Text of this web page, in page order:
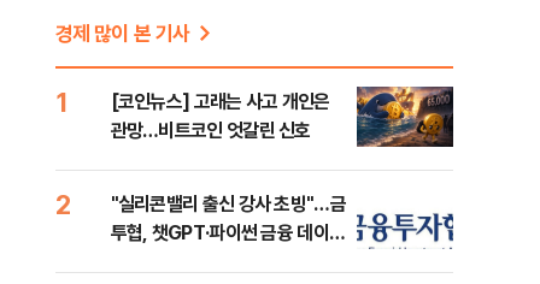
경제 많이 본 기사
1
[코인뉴스] 고래는 사고 개인은
관망…비트코인 엇갈린 신호
2
"실리콘밸리 출신 강사 초빙"…금
투협, 챗GPT·파이썬 금융 데이터